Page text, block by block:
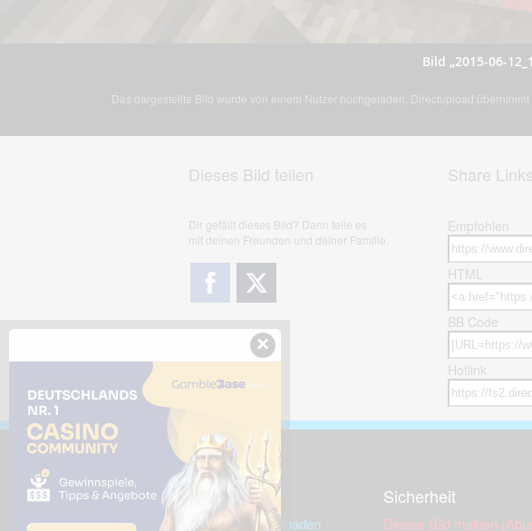
Bild „2015-06-
Das dargestellte Bild wurde von einem Nutzer hochgeladen. Directupload
Dieses Bild teilen
Dir gefällt dieses Bild? Dann teile es
mit deinen Freunden und deiner Familie.
Share Links
Empfohlen
HTML
BB Code
Hotlink
Downloads
Dieses Bild downloaden
Sicherheit
Dieses Bild melden
×